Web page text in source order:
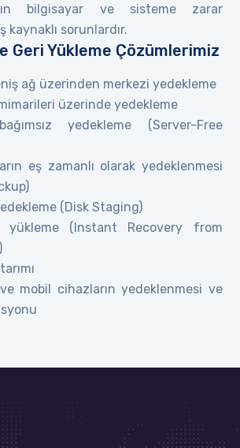
bilgisayar ve sisteme zarar
kaynaklı sorunlardır.
Geri Yükleme Çözümlerimiz
ağ üzerinden merkezi yedekleme
üzerinde yedekleme
yedekleme (Server-Free
eş zamanlı olarak yedeklenmesi
(Disk Staging)
yükleme (Instant Recovery from
mobil cihazların yedeklenmesi ve